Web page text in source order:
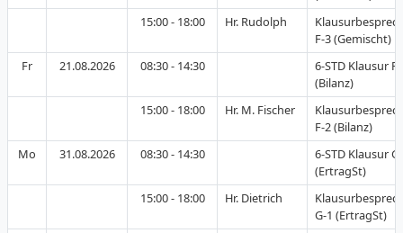
15:00 - 18:00
Hr. Rudolph
F-3 (Gemischt)
Fr
21.08.2026 08:30 - 14:30
6-STD Klausur
(Bilanz)
15:00 - 18:00
Hr. M. Fischer
F-2 (Bilanz)
Mo
31.08.2026 08:30 - 14:30
6-STD Klausur
(ErtragSt)
15:00 - 18:00
Hr. Dietrich
G-1 (ErtragSt)